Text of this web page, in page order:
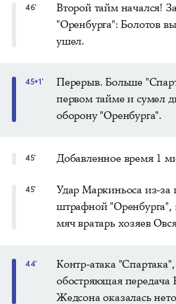
46'
Второй тайм начался!
"Оренбурга": Болотов
ушел.
45+1'
Перерыв. Больше
первом тайме и сумел
оборону "Оренбурга".
45' Добавленное время 1
45'
Удар Маркиньоса из-за
штрафной "Оренбурга",
мяч вратарь хозяев
44'
Контр-атака
обостряющая передача
Жедсона оказалась